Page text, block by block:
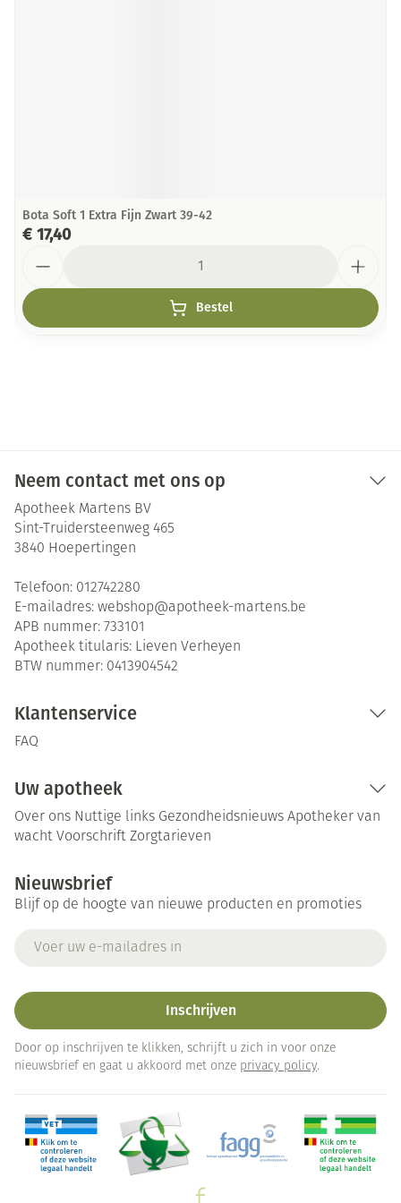
Bota Soft 1 Extra Fijn Zwart 39-42
€ 17,40
Bestel
Neem contact met ons op
Apotheek Martens BV
Sint-Truidersteenweg 465
3840 Hoepertingen
Telefoon: 012742280
E-mailadres: webshop@apotheek-martens.be
APB nummer: 733101
Apotheek titularis: Lieven Verheyen
BTW nummer: 0413904542
Klantenservice
FAQ
Uw apotheek
Over ons Nuttige links Gezondheidsnieuws Apotheker van
wacht Voorschrift Zorgtarieven
Nieuwsbrief
Blijf op de hoogte van nieuwe producten en promoties
Inschrijven
Door op inschrijven te klikken, schrijft u zich in voor onze
nieuwsbrief en gaat u akkoord met onze privacy policy.